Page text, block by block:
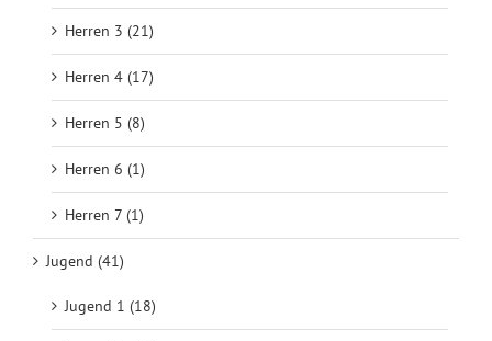
Herren 3 (21)
Herren 4 (17)
Herren 5 (8)
Herren 6 (1)
Herren 7 (1)
Jugend (41)
Jugend 1 (18)